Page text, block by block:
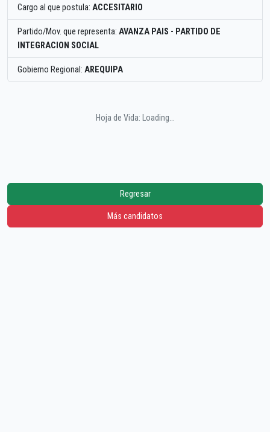
Cargo al que postula: ACCESITARIO
Partido/Mov. que representa: AVANZA PAIS - PARTIDO DE
INTEGRACION SOCIAL
Gobierno Regional: AREQUIPA
Hoja de Vida: Loading...
Regresar
Más candidatos